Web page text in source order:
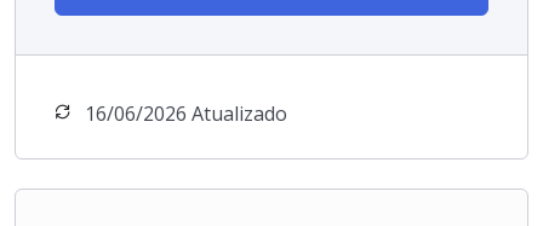
16/06/2026 Atualizado